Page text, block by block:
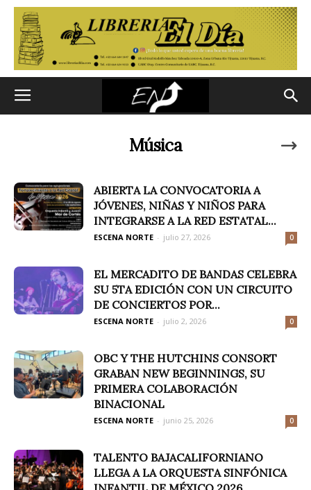
Música
ABIERTA LA CONVOCATORIA A
JÓVENES, NIÑAS Y NIÑOS PARA
INTEGRARSE A LA RED ESTATAL...
ESCENA NORTE - julio 27, 2026 0
EL MERCADITO DE BANDAS CELEBRA
SU 5TA EDICIÓN CON UN CIRCUITO
DE CONCIERTOS POR...
ESCENA NORTE - julio 2, 2026 0
OBC Y THE HUTCHINS CONSORT
GRABAN NEW BEGINNINGS, SU
PRIMERA COLABORACIÓN
BINACIONAL
ESCENA NORTE - junio 25, 2026 0
TALENTO BAJACALIFORNIANO
LLEGA A LA ORQUESTA SINFÓNICA